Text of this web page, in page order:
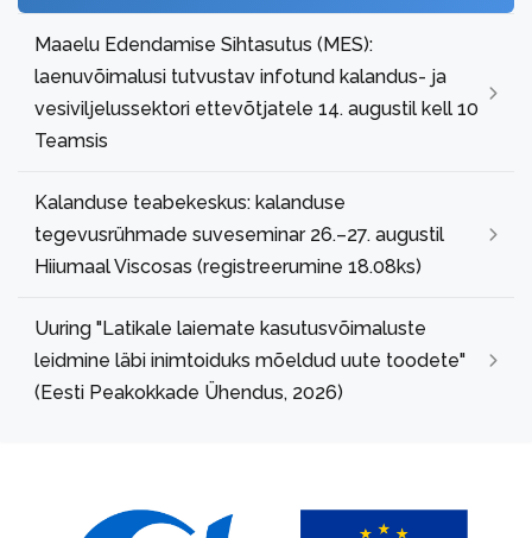
Maaelu Edendamise Sihtasutus (MES):
laenuvõimalusi tutvustav infotund kalandus- ja
vesiviljelussektori ettevõtjatele 14. augustil kell 10
Teamsis
Kalanduse teabekeskus: kalanduse
tegevusrühmade suveseminar 26.–27. augustil
Hiiumaal Viscosas (registreerumine 18.08ks)
Uuring "Latikale laiemate kasutusvõimaluste
leidmine läbi inimtoiduks mõeldud uute toodete"
(Eesti Peakokkade Ühendus, 2026)